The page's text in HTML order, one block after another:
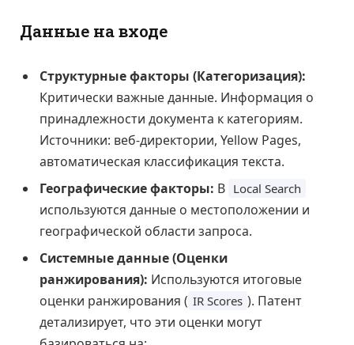
Данные на входе
Структурные факторы (Категоризация):
Критически важные данные. Информация о
принадлежности документа к категориям.
Источники: веб-директории, Yellow Pages,
автоматическая классификация текста.
Географические факторы: В Local Search
используются данные о местоположении и
географической области запроса.
Системные данные (Оценки
ранжирования): Используются итоговые
оценки ранжирования ( IR Scores ). Патент
детализирует, что эти оценки могут